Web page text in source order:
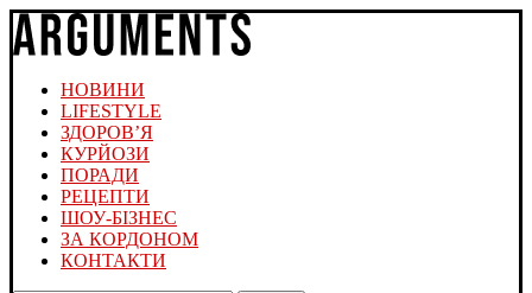
НОВИНИ
LIFESTYLE
ЗДОРОВ’Я
КУРЙОЗИ
ПОРАДИ
РЕЦЕПТИ
ШОУ-БІЗНЕС
ЗА КОРДОНОМ
КОНТАКТИ